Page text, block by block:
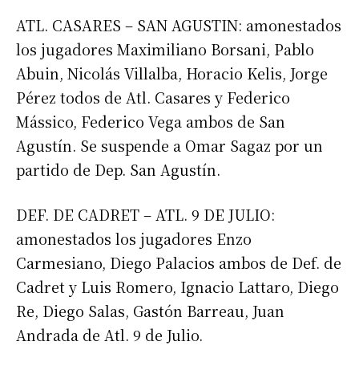
ATL. CASARES – SAN AGUSTIN: amonestados
los jugadores Maximiliano Borsani, Pablo
Abuin, Nicolás Villalba, Horacio Kelis, Jorge
Pérez todos de Atl. Casares y Federico
Mássico, Federico Vega ambos de San
Agustín. Se suspende a Omar Sagaz por un
partido de Dep. San Agustín.
DEF. DE CADRET – ATL. 9 DE JULIO:
amonestados los jugadores Enzo
Carmesiano, Diego Palacios ambos de Def. de
Cadret y Luis Romero, Ignacio Lattaro, Diego
Re, Diego Salas, Gastón Barreau, Juan
Andrada de Atl. 9 de Julio.